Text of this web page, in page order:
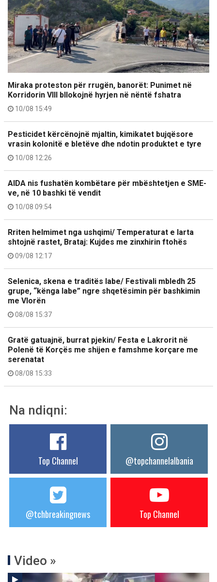
Miraka proteston për rrugën, banorët: Punimet në
Korridorin VIII bllokojnë hyrjen në nëntë fshatra
10/08 15:49
Pesticidet kërcënojnë mjaltin, kimikatet bujqësore
vrasin kolonitë e bletëve dhe ndotin produktet e tyre
10/08 12:26
AIDA nis fushatën kombëtare për mbështetjen e SME-
ve, në 10 bashki të vendit
10/08 09:54
Rriten helmimet nga ushqimi/ Temperaturat e larta
shtojnë rastet, Brataj: Kujdes me zinxhirin ftohës
09/08 12:17
Selenica, skena e traditës labe/ Festivali mbledh 25
grupe, “kënga labe” ngre shqetësimin për bashkimin
me Vlorën
08/08 15:37
Gratë gatuajnë, burrat pjekin/ Festa e Lakrorit në
Polenë të Korçës me shijen e famshme korçare me
serenatat
08/08 15:33
Na ndiqni:
Top Channel @topchannelalbania
@tchbreakingnews Top Channel
Video »